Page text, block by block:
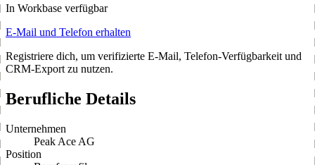
In Workbase verfügbar
E-Mail und Telefon erhalten
Registriere dich, um verifizierte E-Mail, Telefon-Verfügbarkeit und
CRM-Export zu nutzen.
Berufliche Details
Unternehmen
Peak Ace AG
Position